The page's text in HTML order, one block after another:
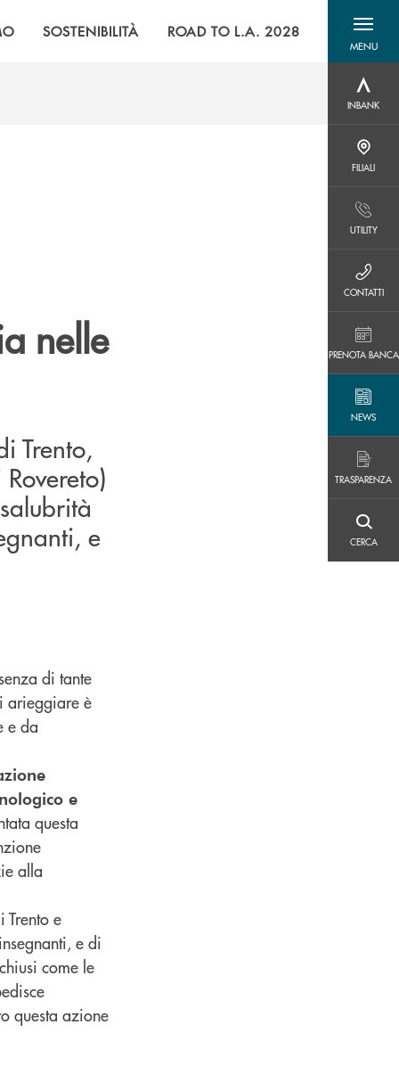
SOSTENIBILITÀ ROAD TO L.A. 2028
MENU
menu
INBANK
FILIALI
UTILITY
CONTATTI
PRENOTA BANCA
NEWS
TRASPARENZA
CERCA
nelle
Trento,
e
di tante
arieggiare è
e da
e
questa
alla
e
e di
come le
questa azione